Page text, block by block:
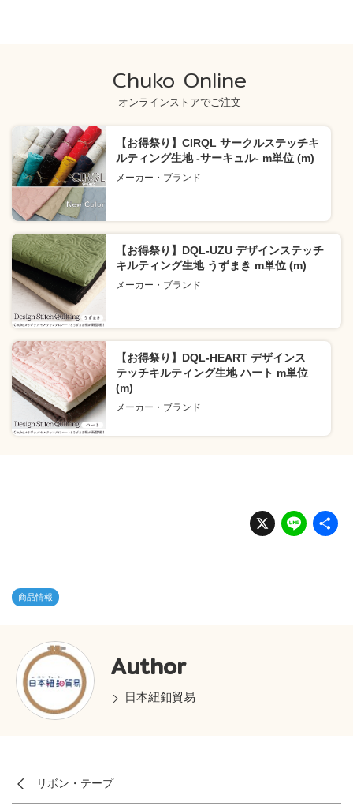
Chuko Online
オンラインストアでご注文
【お得祭り】CIRQL サークルステッチキ
ルティング生地 -サーキュル- m単位 (m)
メーカー・ブランド
【お得祭り】DQL-UZU デザインステッチ
キルティング生地 うずまき m単位 (m)
メーカー・ブランド
【お得祭り】DQL-HEART デザインス
テッチキルティング生地 ハート m単位
(m)
メーカー・ブランド
X Li
n
商品情報
Author
日本紐釦貿易
リボン・テープ